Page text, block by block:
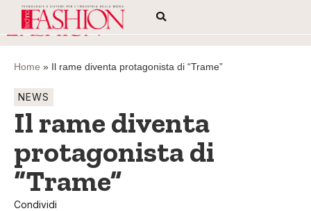
Home » Il rame diventa protagonista di “Trame”
NEWS
Il rame diventa
protagonista di
“Trame”
Condividi